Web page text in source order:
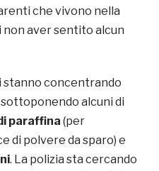
che vivono nella
non aver sentito alcun
stanno concentrando
alcuni di
paraffina (per
di polvere da sparo) e
. La polizia sta cercando